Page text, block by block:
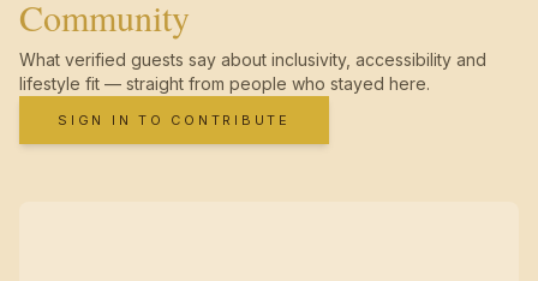
Community
What verified guests say about inclusivity, accessibility and
lifestyle fit — straight from people who stayed here.
SIGN IN TO CONTRIBUTE